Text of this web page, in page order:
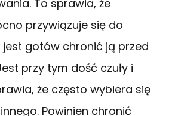
To sprawia, że
przywiązuje się do
jest gotów chronić ją przed
przy tym dość czuły i
że często wybiera się
Powinien chronić